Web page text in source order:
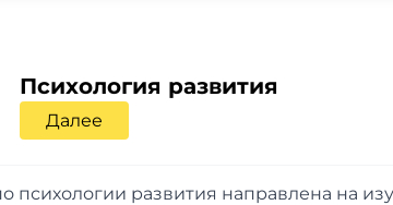
Психология развития
Далее
психологии развития направлена на